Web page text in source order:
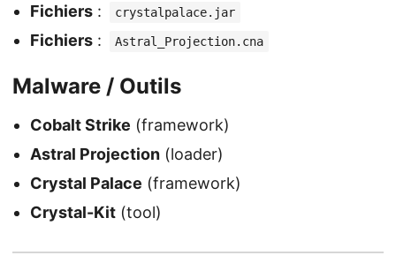
Fichiers : crystalpalace.jar
Fichiers : Astral_Projection.cna
Malware / Outils
Cobalt Strike (framework)
Astral Projection (loader)
Crystal Palace (framework)
Crystal-Kit (tool)